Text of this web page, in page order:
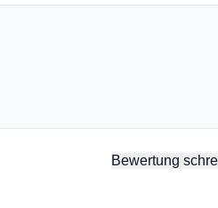
Bewertung